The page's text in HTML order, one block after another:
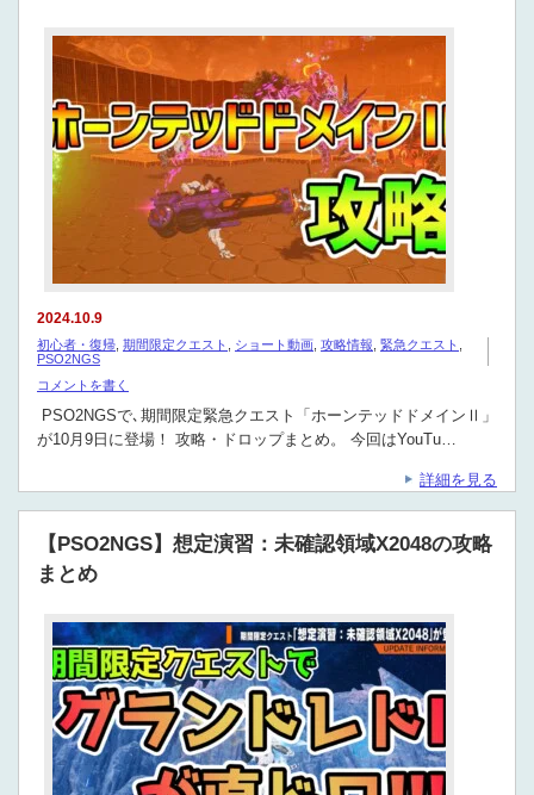
2024.10.9
初心者・復帰 期間限定クエスト ショート動画 攻略情報 緊急クエスト
PSO2NGS
コメントを書く
PSO2NGSで､期間限定緊急クエスト「ホーンテッドドメインⅡ」
が10月9日に登場！ 攻略・ドロップまとめ。 今回はYouTu…
詳細を見る
【PSO2NGS】想定演習：未確認領域X2048の攻略
まとめ